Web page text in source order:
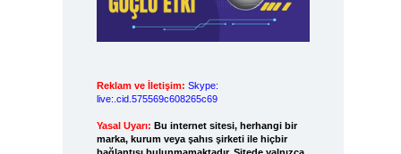
Reklam ve İletişim: Skype:
live:.cid.575569c608265c69
Yasal Uyarı: Bu internet sitesi, herhangi bir
marka, kurum veya şahıs şirketi ile hiçbir
bağlantısı bulunmamaktadır. Sitede yalnızca